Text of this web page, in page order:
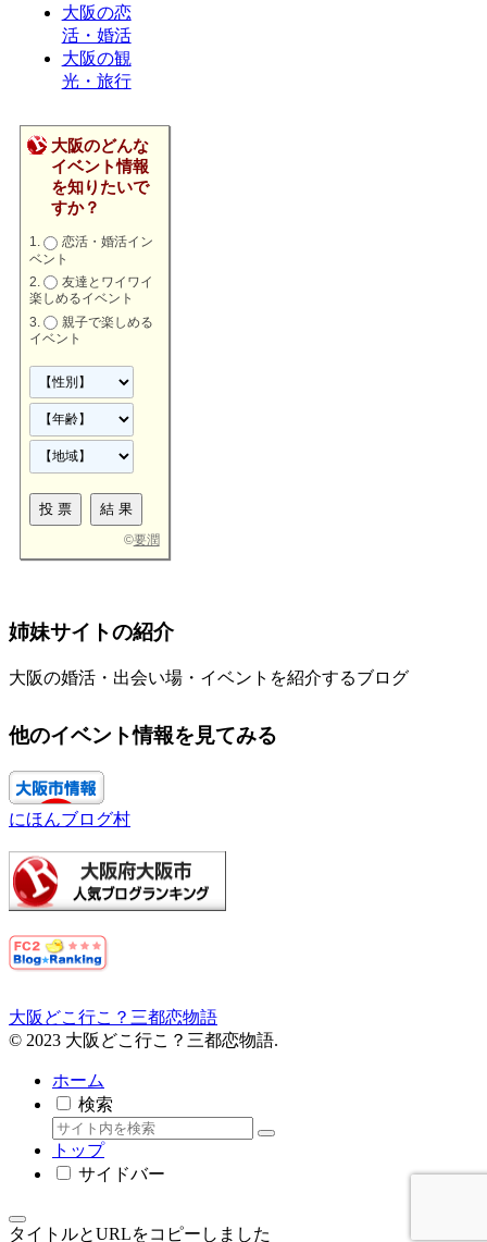
大阪の恋
活・婚活
大阪の観
光・旅行
大阪のどんな
イベント情報
を知りたいで
すか？
恋活・婚活イン
ベント
友達とワイワイ
楽しめるイベント
親子で楽しめる
イベント
©要潤
姉妹サイトの紹介
大阪の婚活・出会い場・イベントを紹介するブログ
他のイベント情報を見てみる
にほんブログ村
大阪どこ行こ？三都恋物語
© 2023 大阪どこ行こ？三都恋物語.
ホーム
検索
トップ
サイドバー
タイトルとURLをコピーしました